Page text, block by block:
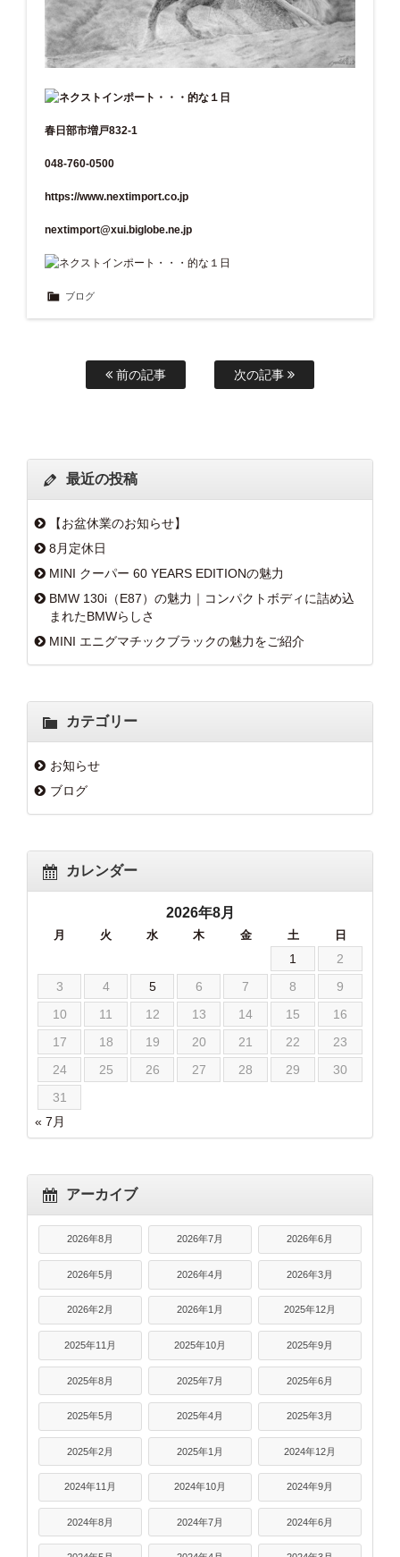
春日部市増戸832-1
048-760-0500
https://www.nextimport.co.jp
nextimport@xui.biglobe.ne.jp
ブログ
前の記事 次の記事
最近の投稿
【お盆休業のお知らせ】
8月定休日
MINI クーパー 60 YEARS EDITIONの魅力
BMW 130i（E87）の魅力｜コンパクトボディに詰め込
まれたBMWらしさ
MINI エニグマチックブラックの魅力をご紹介
カテゴリー
お知らせ
ブログ
カレンダー
2026年8月
月 火 水 木 金 土 日
1
2
3
4 5 6 7 8
9
10
11 12 13 14 15
16
17
18 19 20 21 22
23
24
25 26 27 28 29
30
31
« 7月
アーカイブ
2026年8月 2026年7月 2026年6月
2026年5月 2026年4月 2026年3月
2026年2月 2026年1月 2025年12月
2025年11月 2025年10月 2025年9月
2025年8月 2025年7月 2025年6月
2025年5月 2025年4月 2025年3月
2025年2月 2025年1月 2024年12月
2024年11月 2024年10月 2024年9月
2024年8月 2024年7月 2024年6月